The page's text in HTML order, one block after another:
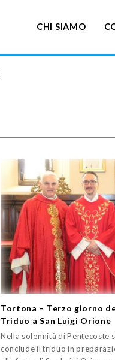
CHI SIAMO
Tortona – Terzo giorno
Triduo a San Luigi Orione
Nella solennità di Pentecoste
conclude il triduo in